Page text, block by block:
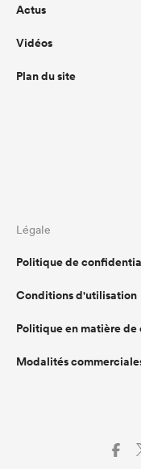
Actus
Vidéos
Plan du site
Légale
Politique de
Conditions d'utilisation
Politique en matière de
Modalités